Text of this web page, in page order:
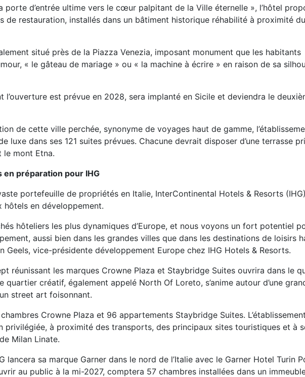
porte d’entrée ultime vers le cœur palpitant de la Ville éternelle », l’hôtel
de restauration, installés dans un bâtiment historique réhabilité à proximité
situé près de la Piazza Venezia, imposant monument que les habitants
« le gâteau de mariage » ou « la machine à écrire » en raison de sa
l’ouverture est prévue en 2028, sera implanté en Sicile et deviendra le
de cette ville perchée, synonyme de voyages haut de gamme,
luxe dans ses 121 suites prévues. Chacune devrait disposer d’une terrasse
le mont Etna.
préparation pour IHG
portefeuille de propriétés en Italie, InterContinental Hotels & Resorts
hôtels en développement.
hôteliers les plus dynamiques d’Europe, et nous voyons un fort potentiel
aussi bien dans les grandes villes que dans les destinations de loisirs
Geels, vice-présidente développement Europe chez IHG Hotels & Resorts.
réunissant les marques Crowne Plaza et Staybridge Suites ouvrira dans le
quartier créatif, également appelé North Of Loreto, s’anime autour d’une
street art foisonnant.
Crowne Plaza et 96 appartements Staybridge Suites. L’établissement
privilégiée, à proximité des transports, des principaux sites touristiques et à
Milan Linate.
lancera sa marque Garner dans le nord de l’Italie avec le Garner Hotel Turin
au public à la mi-2027, comptera 57 chambres installées dans un